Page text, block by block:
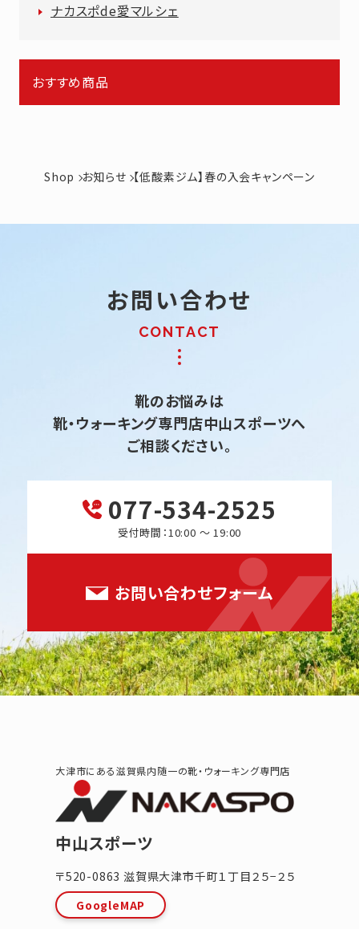
ナカスポde愛マルシェ
おすすめ商品
Shop お知らせ 【低酸素ジム】春の入会キャンペーン
お問い合わせ
靴のお悩みは
靴・ウォーキング専門店中山スポーツへ
ご相談ください。
077-534-2525
受付時間：10:00 ～ 19:00
お問い合わせフォーム
大津市にある滋賀県内随一の靴・ウォーキング専門店
中山スポーツ
〒520-0863 滋賀県大津市千町１丁目２５−２５
GoogleMAP